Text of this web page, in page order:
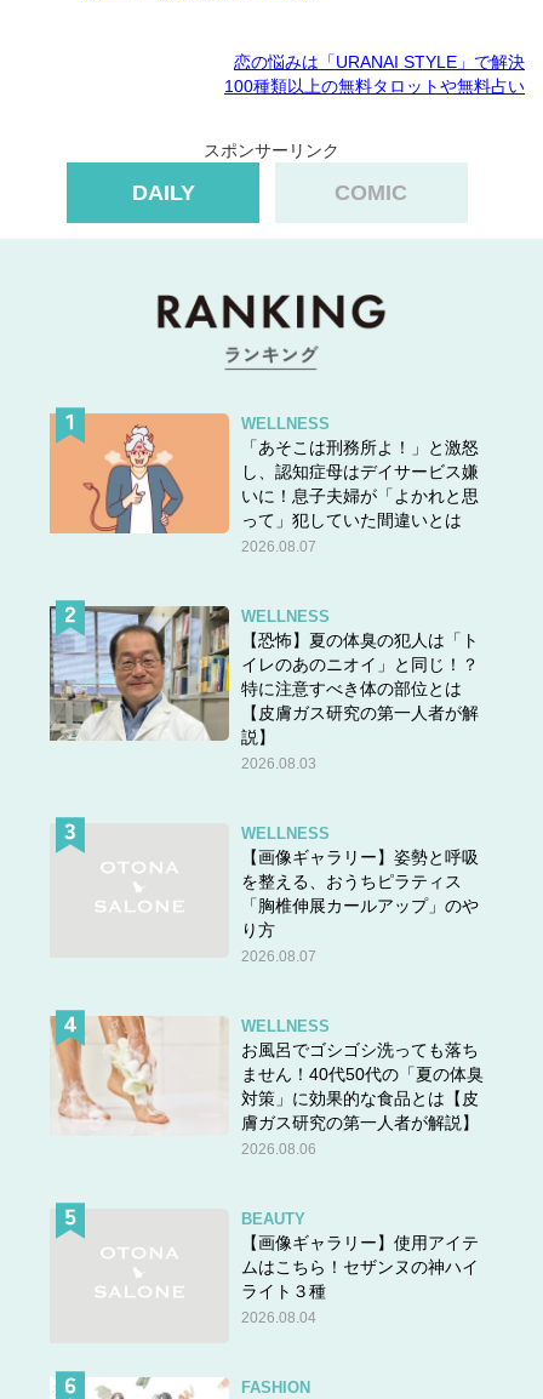
恋の悩みは「URANAI STYLE」で解決
100種類以上の無料タロットや無料占い
スポンサーリンク
DAILY COMIC
WELLNESS
「あそこは刑務所よ！」と激怒
し、認知症母はデイサービス嫌
いに！息子夫婦が「よかれと思
って」犯していた間違いとは
2026.08.07
WELLNESS
【恐怖】夏の体臭の犯人は「ト
イレのあのニオイ」と同じ！？
特に注意すべき体の部位とは
【皮膚ガス研究の第一人者が解
説】
2026.08.03
WELLNESS
【画像ギャラリー】姿勢と呼吸
を整える、おうちピラティス
「胸椎伸展カールアップ」のや
り方
2026.08.07
WELLNESS
お風呂でゴシゴシ洗っても落ち
ません！40代50代の「夏の体臭
対策」に効果的な食品とは【皮
膚ガス研究の第一人者が解説】
2026.08.06
BEAUTY
【画像ギャラリー】使用アイテ
ムはこちら！セザンヌの神ハイ
ライト３種
2026.08.04
FASHION